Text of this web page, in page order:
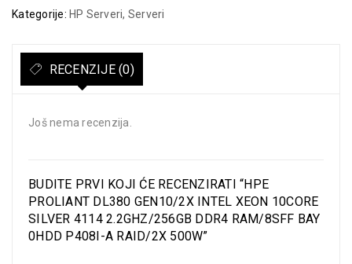
Kategorije: HP Serveri, Serveri
RECENZIJE (0)
Još nema recenzija.
BUDITE PRVI KOJI ĆE RECENZIRATI “HPE
PROLIANT DL380 GEN10/2X INTEL XEON 10CORE
SILVER 4114 2.2GHZ/256GB DDR4 RAM/8SFF BAY
0HDD P408I-A RAID/2X 500W”